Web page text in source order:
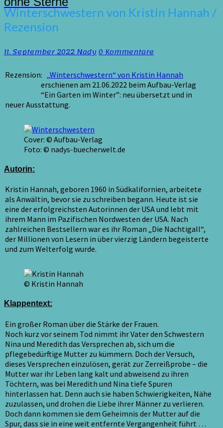
Winterschwestern
von
Kristin
/
Winterschwestern von Kristin Hannah /
Rezension
11. September 2022NadyKommentare
0 Kommentare
Rezension:
„Winterschwestern“ von Kristin Hannah
erschienen am 21.06.2022 beim Aufbau-Verlag
“Ein Garten im Winter”: neu übersetzt und in
neuer Ausstattung.
Cover: © Aufbau-Verlag
Foto: © nadys-buecherwelt.de
Autorin:
Kristin Hannah, geboren 1960 in Südkalifornien, arbeitete
als Anwältin, bevor sie zu schreiben begann. Heute ist sie
eine der erfolgreichsten Autorinnen der USA und lebt mit
ihrem Mann im Pazifischen Nordwesten der USA. Nach
zahlreichen Bestsellern war es ihr Roman „Die Nachtigall“,
der Millionen von Lesern in über vierzig Ländern begeisterte
und zum Welterfolg wurde.
© Kristin Hannah
Klappentext:
Ein großer Roman über die Stärke der Frauen.
Noch kurz vor seinem Tod nimmt ihr Vater den Schwestern
Nina und Meredith das Versprechen ab, sich um die
pflegebedürftige Mutter zu kümmern. Doch der Versuch,
dieses Versprechen einzulösen, gerät zur Zerreißprobe – die
Mutter war ihr Leben lang kalt und abweisend zu ihren
Töchtern, was bei Meredith und Nina tiefe Spuren
hinterlassen hat. Denn auch sie haben Schwierigkeiten, Nähe
zuzulassen, und drohen die Liebe ihrer Männer zu verlieren.
Doch dann kommen sie dem Geheimnis der Mutter auf die
Spur, dass sie in eine weit entfernte Vergangenheit führt …